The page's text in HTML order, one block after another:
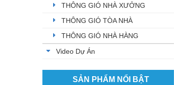
THÔNG GIÓ NHÀ XƯỞNG
THÔNG GIÓ TÒA NHÀ
THÔNG GIÓ NHÀ HÀNG
Video Dự Án
SẢN PHẨM NỔI BẬT